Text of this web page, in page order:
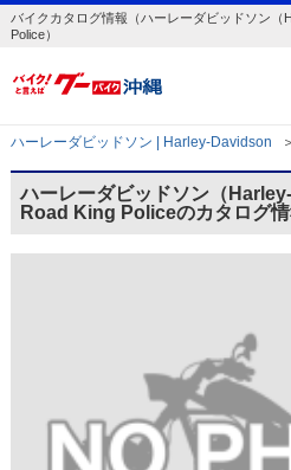
バイクカタログ情報（ハーレーダビッドソン（
Police）
ハーレーダビッドソン | Harley-Davidson ＞
ハーレーダビッドソン（
Road King Policeのカタログ